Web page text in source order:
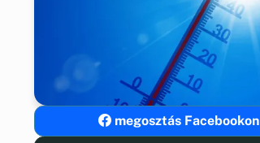
megosztás Facebookon